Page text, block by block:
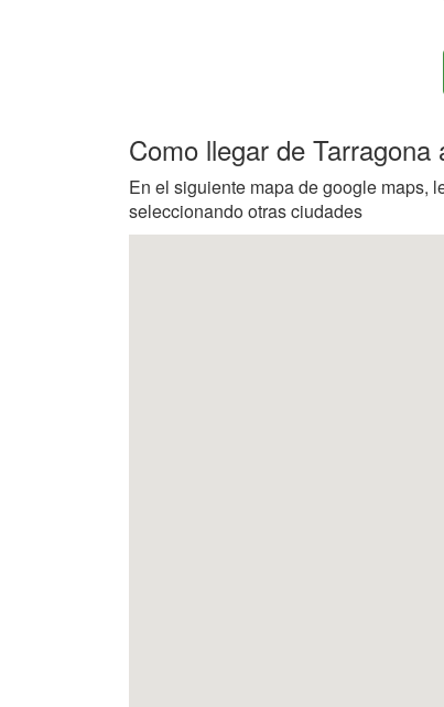
Como llegar de
En el siguiente mapa de google maps,
seleccionando otras ciudades